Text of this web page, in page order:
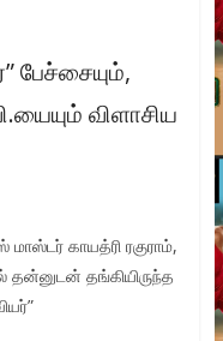
பேச்சையும்,
விளாசிய
காயத்ரி ரகுராம்,
தன்னுடன் தங்கியிருந்த